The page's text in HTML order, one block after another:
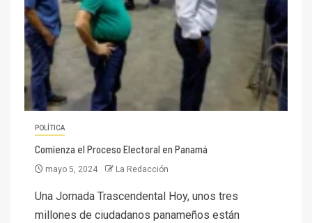
POLÍTICA
Comienza el Proceso Electoral en Panamá
mayo 5, 2024 La Redacción
Una Jornada Trascendental Hoy, unos tres
millones de ciudadanos panameños están